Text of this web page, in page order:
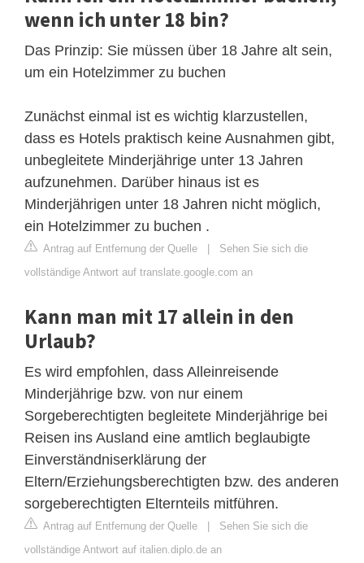
wenn ich unter 18 bin?
Das Prinzip: Sie müssen über 18 Jahre alt sein,
um ein Hotelzimmer zu buchen
Zunächst einmal ist es wichtig klarzustellen,
dass es Hotels praktisch keine Ausnahmen gibt,
unbegleitete Minderjährige unter 13 Jahren
aufzunehmen. Darüber hinaus ist es
Minderjährigen unter 18 Jahren nicht möglich,
ein Hotelzimmer zu buchen .
Antrag auf Entfernung der Quelle | Sehen Sie sich die
vollständige Antwort auf translate.google.com an
Kann man mit 17 allein in den
Urlaub?
Es wird empfohlen, dass Alleinreisende
Minderjährige bzw. von nur einem
Sorgeberechtigten begleitete Minderjährige bei
Reisen ins Ausland eine amtlich beglaubigte
Einverständniserklärung der
Eltern/Erziehungsberechtigten bzw. des anderen
sorgeberechtigten Elternteils mitführen.
Antrag auf Entfernung der Quelle | Sehen Sie sich die
vollständige Antwort auf italien.diplo.de an